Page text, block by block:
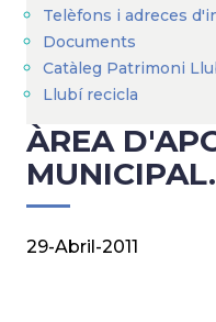
Telèfons i adreces
Documents
Catàleg Patrimoni
Llubí recicla
ÀREA
MUNICIPAL.
29-Abril-2011